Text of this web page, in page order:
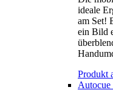
ideale
am Set!
ein Bild
Produkt
Autocue